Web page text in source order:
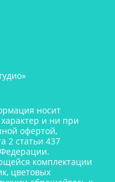
носит
и ни при
офертой,
2 статьи 437
комплектации
цветовых